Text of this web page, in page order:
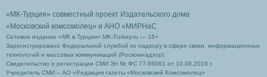
«МК-Турция» совместный проект Издательского дома
«Московский комсомолец» и АНО «МИРНаС
Сетевое издание «МК в Турции» MK-Turkey.ru — 16+
Зарегистрировано Федеральной службой по надзору в сфере связи, информационных
технологий и массовых коммуникаций (Роскомнадзор).
Свидетельство о регистрации СМИ Эл № ФС 77-66061 от 10.06.2016 г.
Учредитель СМИ – АО «Редакция газеты «Московский Комсомолец»